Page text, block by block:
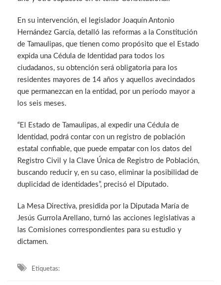
En su intervención, el legislador Joaquín Antonio
Hernández García, detalló las reformas a la Constitución
de Tamaulipas, que tienen como propósito que el Estado
expida una Cédula de Identidad para todos los
ciudadanos, su obtención será obligatoria para los
residentes mayores de 14 años y aquellos avecindados
que permanezcan en la entidad, por un período mayor a
los seis meses.
“El Estado de Tamaulipas, al expedir una Cédula de
Identidad, podrá contar con un registro de población
estatal confiable, que puede empatar con los datos del
Registro Civil y la Clave Única de Registro de Población,
buscando reducir y, en su caso, eliminar la posibilidad de
duplicidad de identidades”, precisó el Diputado.
La Mesa Directiva, presidida por la Diputada María de
Jesús Gurrola Arellano, turnó las acciones legislativas a
las Comisiones correspondientes para su estudio y
dictamen.
Etiquetas: